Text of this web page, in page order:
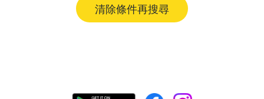
清除條件再搜尋